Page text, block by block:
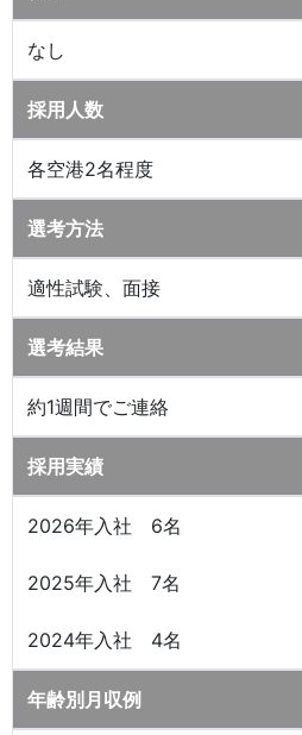
なし
採用人数
各空港2名程度
選考方法
適性試験、面接
選考結果
約1週間でご連絡
採用実績
2026年入社 6名
2025年入社 7名
2024年入社 4名
年齢別月収例